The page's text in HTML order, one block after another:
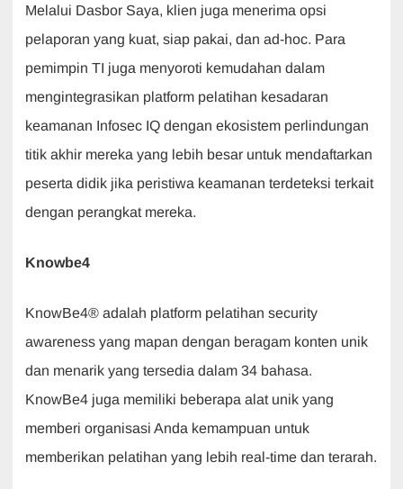
Melalui Dasbor Saya, klien juga menerima opsi
pelaporan yang kuat, siap pakai, dan ad-hoc. Para
pemimpin TI juga menyoroti kemudahan dalam
mengintegrasikan platform pelatihan kesadaran
keamanan Infosec IQ dengan ekosistem perlindungan
titik akhir mereka yang lebih besar untuk mendaftarkan
peserta didik jika peristiwa keamanan terdeteksi terkait
dengan perangkat mereka.
Knowbe4
KnowBe4® adalah platform pelatihan security
awareness yang mapan dengan beragam konten unik
dan menarik yang tersedia dalam 34 bahasa.
KnowBe4 juga memiliki beberapa alat unik yang
memberi organisasi Anda kemampuan untuk
memberikan pelatihan yang lebih real-time dan terarah.